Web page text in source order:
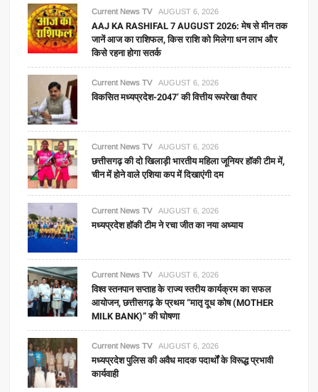
लिए
गोला-
बारूद
उतारने
Current News TV AUGUST 6, 2026
AAJ KA RASHIFAL 7 AUGUST 2026: मेष से मीन तक
जानें आज का राशिफल, किस राशि को मिलेगा धन लाभ और
किसे रहना होगा सतर्क
Current News TV AUGUST 6, 2026
विकसित मध्यप्रदेश-2047’ की वित्तीय रूपरेखा तैयार
Current News TV AUGUST 6, 2026
छत्तीसगढ़ की दो खिलाड़ी भारतीय महिला जूनियर हॉकी टीम में,
चीन में होने वाले एशिया कप में दिखाएंगी दम
Current News TV AUGUST 6, 2026
मध्यप्रदेश हॉकी टीम ने रचा जीत का नया अध्याय
Current News TV AUGUST 6, 2026
विश्व स्तनपान सप्ताह के राज्य स्तरीय कार्यक्रम का सफल
आयोजन, छत्तीसगढ़ के प्रथम “मातृ दूध कोष (MOTHER
MILK BANK)” की घोषणा
Current News TV AUGUST 6, 2026
मध्यप्रदेश पुलिस की अवैध मादक पदार्थों के विरूद्ध प्रभावी
कार्यवाही